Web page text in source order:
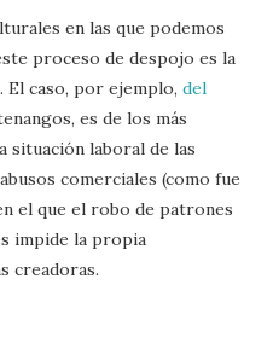
en las que podemos
proceso de despojo es la
El caso, por ejemplo,del
es de los más
situación laboral de las
comerciales (como fue
el que el robo de patrones
impide la propia
creadoras.